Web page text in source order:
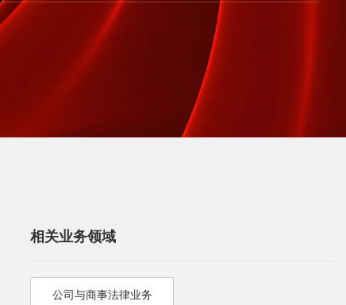
相关业务领域
公司与商事法律业务